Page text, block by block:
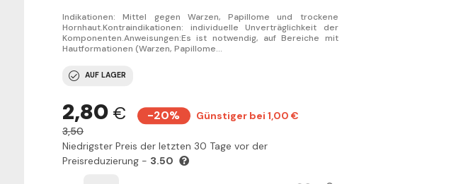
Indikationen: Mittel gegen Warzen, Papillome und trockene
Hornhaut.Kontraindikationen: individuelle Unverträglichkeit der
Komponenten.Anweisungen:Es ist notwendig, auf Bereiche mit
Hautformationen (Warzen, Papillome...
AUF LAGER
2,80 € -20%
Günstiger bei 1,00 €
3,50
Niedrigster Preis der letzten 30 Tage vor der
Preisreduzierung - 3.50